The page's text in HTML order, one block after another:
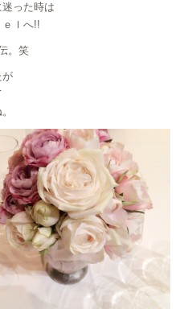
った時は
ｅｌへ!!
。笑
が